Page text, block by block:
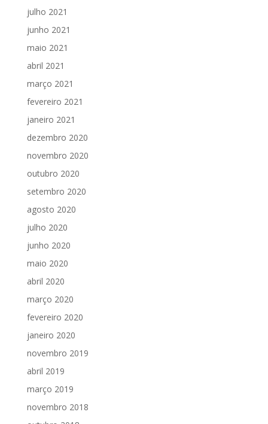
julho 2021
junho 2021
maio 2021
abril 2021
março 2021
fevereiro 2021
janeiro 2021
dezembro 2020
novembro 2020
outubro 2020
setembro 2020
agosto 2020
julho 2020
junho 2020
maio 2020
abril 2020
março 2020
fevereiro 2020
janeiro 2020
novembro 2019
abril 2019
março 2019
novembro 2018